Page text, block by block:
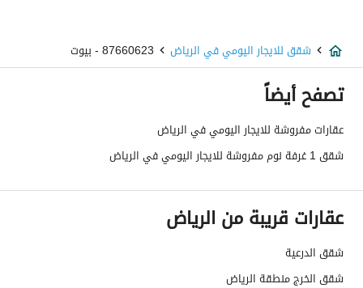
شقق للايجار اليومي في الرياض 87660623 - بيوت
تصفح أيضاً
عقارات مفروشة للايجار اليومي في الرياض
شقق 1 غرفة نوم مفروشة للايجار اليومي في الرياض
عقارات قريبة من الرياض
شقق الدرعية
شقق الخرج منطقة الرياض